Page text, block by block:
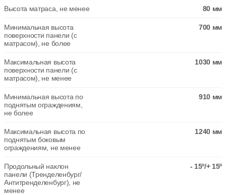
Высота матраса, не менее 80 мм
Минимальная высота
поверхности панели (с
матрасом), не более
700 мм
Максимальная высота
поверхности панели (с
матрасом), не менее
1030 мм
Минимальная высота по
поднятым ограждениям,
не более
910 мм
Максимальная высота по
поднятым боковым
ограждениям, не менее
1240 мм
Продольный наклон
панели (Тренделенбург/
Антитренделенбург), не
менее
- 15º/+ 15º